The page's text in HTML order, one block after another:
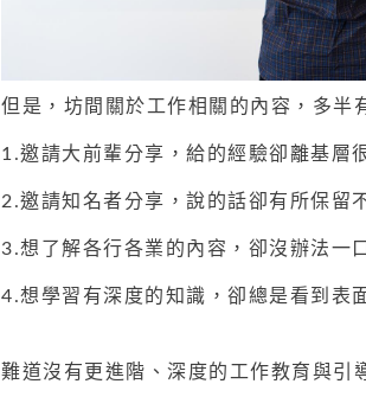
但是，坊間關於工作相關的內容，多半
1.邀請大前輩分享，給的經驗卻離基層
2.邀請知名者分享，說的話卻有所保留
3.想了解各行各業的內容，卻沒辦法一
4.想學習有深度的知識，卻總是看到表
難道沒有更進階、深度的工作教育與引